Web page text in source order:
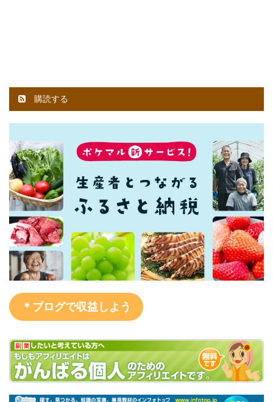
購読する
＊ブログで収益しよう